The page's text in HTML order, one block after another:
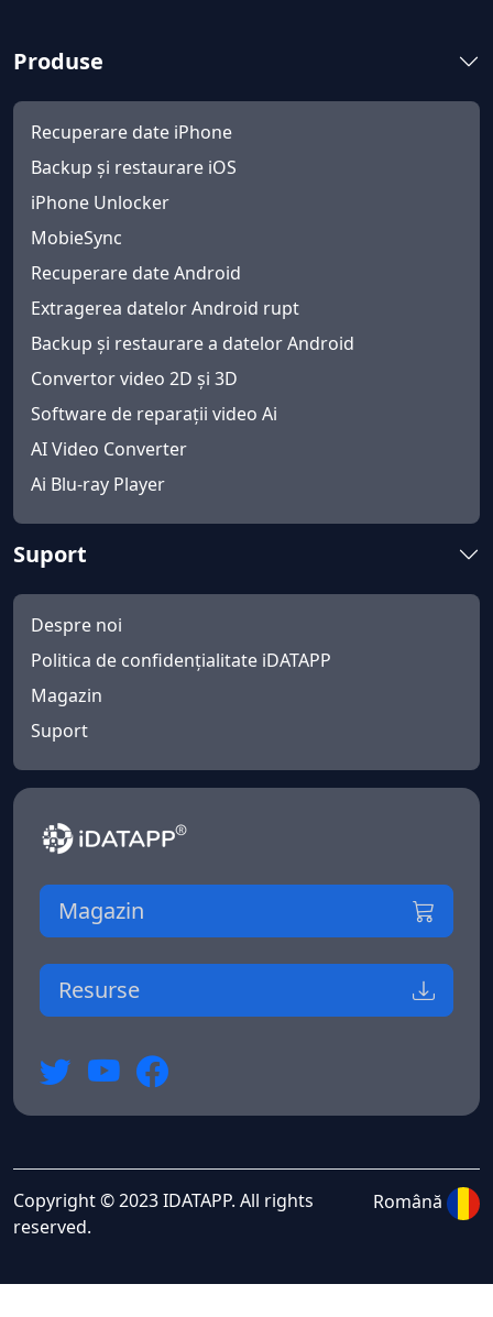
Produse
Recuperare date iPhone
Backup și restaurare iOS
iPhone Unlocker
MobieSync
Recuperare date Android
Extragerea datelor Android rupt
Backup și restaurare a datelor Android
Convertor video 2D și 3D
Software de reparații video Ai
AI Video Converter
Ai Blu-ray Player
Suport
Despre noi
Politica de confidențialitate iDATAPP
Magazin
Suport
Magazin
Resurse
Copyright © 2023 IDATAPP. All rights
reserved.
Română